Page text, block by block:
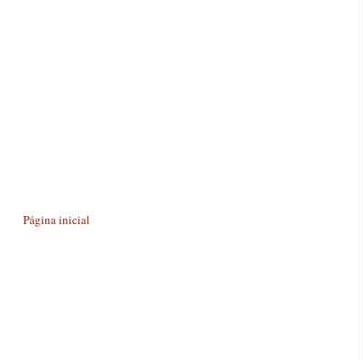
Página inicial